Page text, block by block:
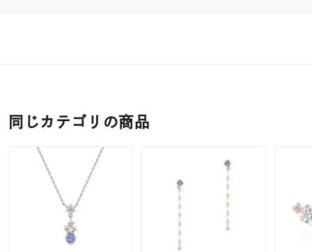
同じカテゴリの商品